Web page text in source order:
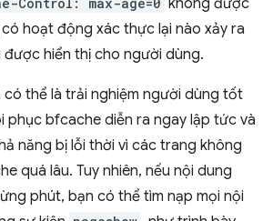
hoạt động xác thực lại nào xảy ra
hiển thị cho người dùng.
có thể là trải nghiệm người dùng tốt
phục bfcache diễn ra ngay lập tức và
năng bị lỗi thời vì các trang không
quá lâu. Tuy nhiên, nếu nội dung
phút, bạn có thể tìm nạp mọi nội